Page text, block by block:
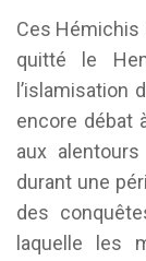
Ces Hémichis
quitté le
l’islamisation
encore débat
aux
durant une
des
laquelle les